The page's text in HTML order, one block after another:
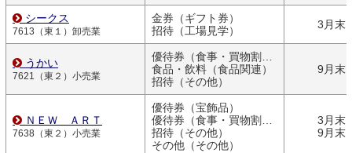
シークス
7613（東１）卸売業
金券（ギフト券）
招待（工場見学）
3月末
うかい
7621（東２）小売業
優待券（食事・買物割引券）
食品・飲料（食品関連）
招待（その他）
9月末
ＮＥＷ ＡＲＴ
7638（東２）小売業
優待券（宝飾品）
優待券（食事・買物割引券）
招待（その他）
その他（その他）
3月末
9月末